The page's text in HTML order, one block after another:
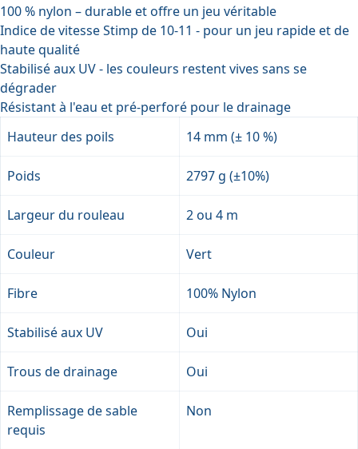
100 % nylon – durable et offre un jeu véritable
Indice de vitesse Stimp de 10-11 - pour un jeu rapide et de
haute qualité
Stabilisé aux UV - les couleurs restent vives sans se
dégrader
Résistant à l'eau et pré-perforé pour le drainage
Hauteur des poils
14 mm (± 10 %)
Poids 2797 g (±10%)
Largeur du rouleau 2 ou 4 m
Couleur Vert
Fibre 100% Nylon
Stabilisé aux UV Oui
Trous de drainage Oui
Remplissage de sable
requis
Non